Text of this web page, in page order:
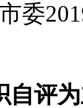
委201
自评